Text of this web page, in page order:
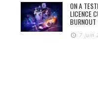
ON A
LICENCE
BURNOUT
7 juin